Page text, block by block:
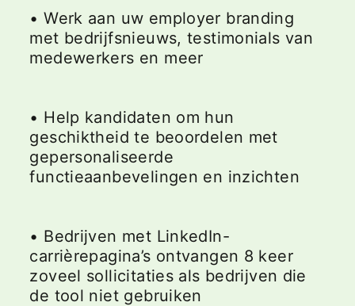
• Werk aan uw employer branding
met bedrijfsnieuws, testimonials van
medewerkers en meer
• Help kandidaten om hun
geschiktheid te beoordelen met
gepersonaliseerde
functieaanbevelingen en inzichten
• Bedrijven met LinkedIn-
carrièrepagina’s ontvangen 8 keer
zoveel sollicitaties als bedrijven die
de tool niet gebruiken